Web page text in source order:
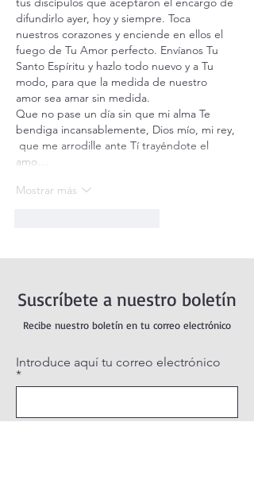
difundirlo ayer, hoy y siempre. Toca
nuestros corazones y enciende en ellos el
fuego de Tu Amor perfecto. Envíanos Tu
Santo Espíritu y hazlo todo nuevo y a Tu
modo, para que la medida de nuestro
amor sea amar sin medida.
Que no pase un día sin que mi alma Te
bendiga incansablemente, Dios mío, mi rey,
que me arrodille ante Tí trayéndote el
amo…
Mostrar más
Suscríbete a nuestro boletín
Recibe nuestro boletín en tu correo electrónico
Introduce aquí tu correo electrónico